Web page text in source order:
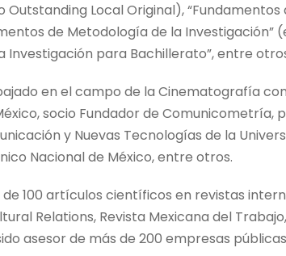
Local Original), “Fundamentos
de Metodología de la
Investigación para Bachillerato”, entre
en el campo de la Cinematografía
socio Fundador de Comunicometría,
y Nuevas Tecnologías de la
Nacional de México, entre otros.
100 artículos científicos en revistas
Relations, Revista Mexicana del
asesor de más de 200 empresas